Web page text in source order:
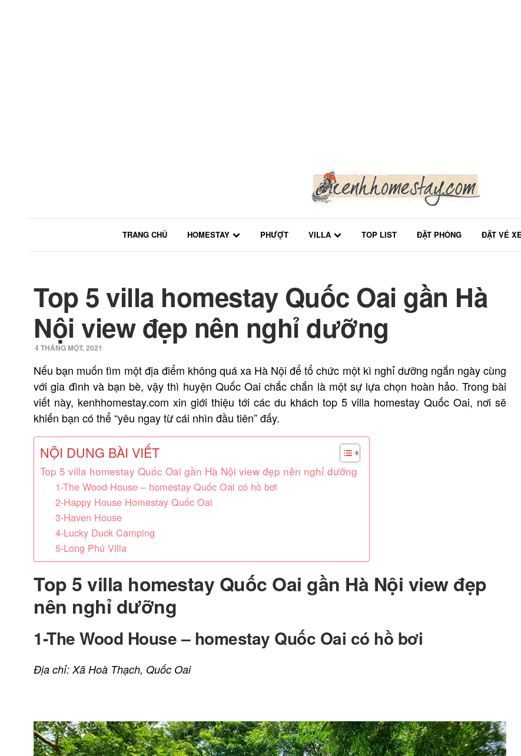
TRANG CHỦ HOMESTAY PHƯỢT VILLA TOP LIST ĐẶT PHÒNG ĐẶT VÉ
Top 5 villa homestay Quốc Oai gần Hà
Nội view đẹp nên nghỉ dưỡng
4 THÁNG MỘT, 2021
Nếu bạn muốn tìm một địa điểm không quá xa Hà Nội để tổ chức một kì nghỉ dưỡng ngắn ngày cùng
với gia đình và bạn bè, vậy thì huyện Quốc Oai chắc chắn là một sự lựa chọn hoàn hảo. Trong bài
viết này, kenhhomestay.com xin giới thiệu tới các du khách top 5 villa homestay Quốc Oai, nơi sẽ
khiến bạn có thể “yêu ngay từ cái nhìn đầu tiên” đấy.
NỘI DUNG BÀI VIẾT
Top 5 villa homestay Quốc Oai gần Hà Nội view đẹp nên nghỉ dưỡng
1-The Wood House – homestay Quốc Oai có hồ bơi
2-Happy House Homestay Quốc Oai
3-Haven House
4-Lucky Duck Camping
5-Long Phú Villa
Top 5 villa homestay Quốc Oai gần Hà Nội view đẹp
nên nghỉ dưỡng
1-The Wood House – homestay Quốc Oai có hồ bơi
Địa chỉ: Xã Hoà Thạch, Quốc Oai